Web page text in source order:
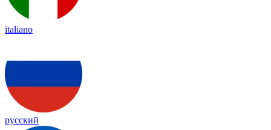
italiano
русский